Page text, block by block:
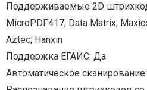
Поддерживаемые 2D
MicroPDF417; Data Matrix;
Aztec; Hanxin
Поддержка ЕГАИС: Да
Автоматическое